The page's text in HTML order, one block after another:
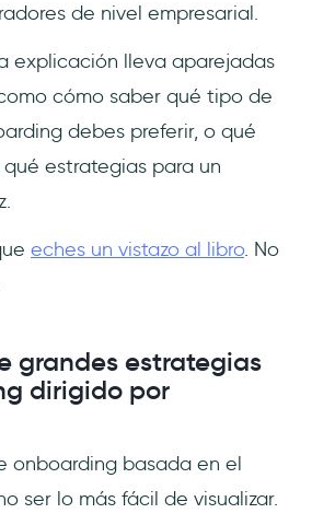
de nivel empresarial.
explicación lleva aparejadas
cómo saber qué tipo de
debes preferir, o qué
estrategias para un
eches un vistazo al libro. No
grandes estrategias
dirigido por
onboarding basada en el
ser lo más fácil de visualizar.